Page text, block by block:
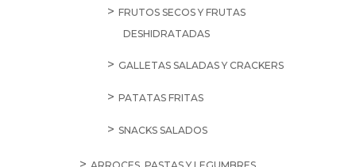
FRUTOS SECOS Y FRUTAS
DESHIDRATADAS
GALLETAS SALADAS Y CRACKERS
PATATAS FRITAS
SNACKS SALADOS